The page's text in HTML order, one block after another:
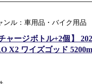
ンル：車用品・バイク用品
ャージボトル+2個】
X2 ワイズゴッド